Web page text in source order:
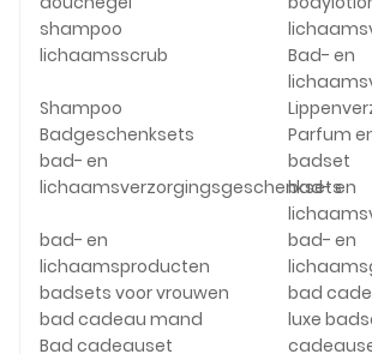
shampoo
lichaamsscrub
Bad- en
Shampoo
Badgeschenksets
Parfum
bad- en
lichaamsverzorgingsgeschenksets
badset
bad- en
bad- en
lichaamsproducten
bad- en
badsets voor vrouwen
bad
bad cadeau mand
luxe
Bad cadeauset